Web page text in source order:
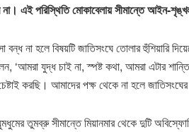
এই পরিস্থিতি মোকাবেলায় সীমান্তে আইন-
না হলে বিষয়টি জাতিসংঘে তোলার হুঁশিয়ারি
‘আমরা যুদ্ধ চাই না, স্পষ্ট কথা, আমরা এটার
করছি। আমাদের পক্ষ থেকে না হলে
তুমব্রু সীমান্তে মিয়ানমার থেকে দুটি